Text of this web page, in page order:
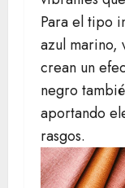
Para el tipo
azul marino,
crean un
negro
aportando
rasgos.